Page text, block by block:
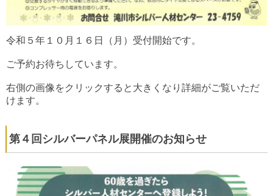
令和５年１０月１６日（月）受付開始です。
ご予約お待ちしています。
右側の画像をクリックすると大きくなり詳細がご覧いただ
けます。
第４回シルバーパネル展開催のお知らせ